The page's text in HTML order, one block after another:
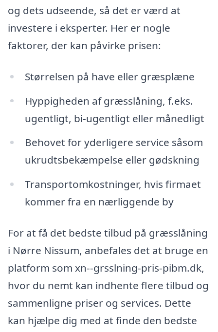
og dets udseende, så det er værd at
investere i eksperter. Her er nogle
faktorer, der kan påvirke prisen:
Størrelsen på have eller græsplæne
Hyppigheden af græsslåning, f.eks.
ugentligt, bi-ugentligt eller månedligt
Behovet for yderligere service såsom
ukrudtsbekæmpelse eller gødskning
Transportomkostninger, hvis firmaet
kommer fra en nærliggende by
For at få det bedste tilbud på græsslåning
i Nørre Nissum, anbefales det at bruge en
platform som xn--grsslning-pris-pibm.dk,
hvor du nemt kan indhente flere tilbud og
sammenligne priser og services. Dette
kan hjælpe dig med at finde den bedste